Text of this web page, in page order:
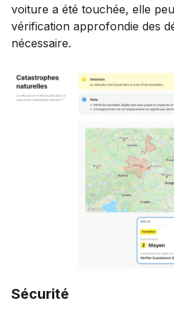
voiture a été touchée, elle
vérification approfondie des
nécessaire.
Sécurité